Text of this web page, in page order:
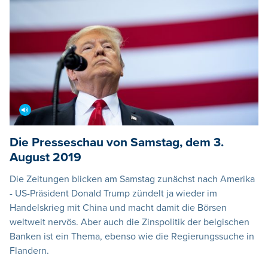
Die Presseschau von Samstag, dem 3.
August 2019
Die Zeitungen blicken am Samstag zunächst nach Amerika
- US-Präsident Donald Trump zündelt ja wieder im
Handelskrieg mit China und macht damit die Börsen
weltweit nervös. Aber auch die Zinspolitik der belgischen
Banken ist ein Thema, ebenso wie die Regierungssuche in
Flandern.